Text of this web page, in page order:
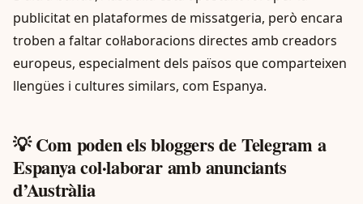
publicitat en plataformes de missatgeria, però encara
troben a faltar col·laboracions directes amb creadors
europeus, especialment dels països que comparteixen
llengües i cultures similars, com Espanya.
💡 Com poden els bloggers de Telegram a
Espanya col·laborar amb anunciants
d’Austràlia